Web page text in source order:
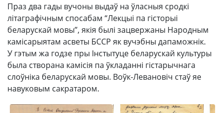
Праз два гады вучоны выдаў на ўласныя сродкі
літаграфічным спосабам “Лекцыі па гісторыі
беларускай мовы”, якія былі зацвержаны Народным
камісарыятам асветы БССР як вучэбны дапаможнік.
У гэтым жа годзе пры Інстытуце беларускай культуры
была створана камісія па ўкладанні гістарычнага
слоўніка беларускай мовы. Воўк-Левановіч стаў яе
навуковым сакратаром.